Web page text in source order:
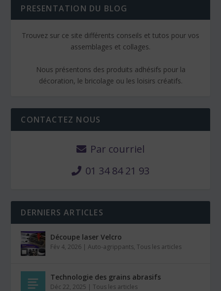
PRESENTATION DU BLOG
Trouvez sur ce site différents conseils et tutos pour vos
assemblages et collages.
Nous présentons des produits adhésifs pour la
décoration, le bricolage ou les loisirs créatifs.
CONTACTEZ NOUS
Par courriel
01 34 84 21 93
DERNIERS ARTICLES
Découpe laser Velcro
Fév 4, 2026 |Auto-agrippants,Tous les articles
Technologie des grains abrasifs
Déc 22, 2025 |Tous les articles